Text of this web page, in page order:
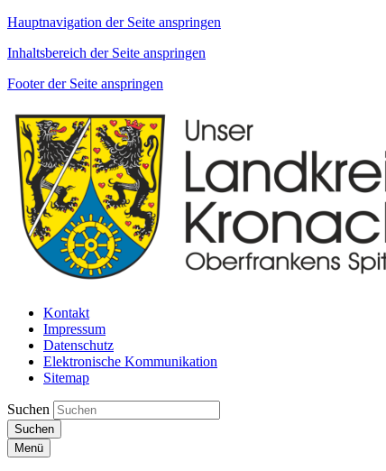
Hauptnavigation der Seite anspringen
Inhaltsbereich der Seite anspringen
Footer der Seite anspringen
Kontakt
Impressum
Datenschutz
Elektronische Kommunikation
Sitemap
Suchen
Suchen
Menü